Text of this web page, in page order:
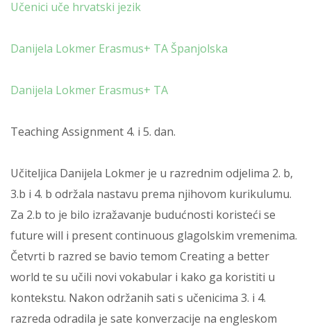
Učenici uče hrvatski jezik
Danijela Lokmer Erasmus+ TA Španjolska
Danijela Lokmer Erasmus+ TA
Teaching Assignment 4. i 5. dan.
Učiteljica Danijela Lokmer je u razrednim odjelima 2. b,
3.b i 4. b održala nastavu prema njihovom kurikulumu.
Za 2.b to je bilo izražavanje budućnosti koristeći se
future will i present continuous glagolskim vremenima.
Četvrti b razred se bavio temom Creating a better
world te su učili novi vokabular i kako ga koristiti u
kontekstu. Nakon održanih sati s učenicima 3. i 4.
razreda odradila je sate konverzacije na engleskom